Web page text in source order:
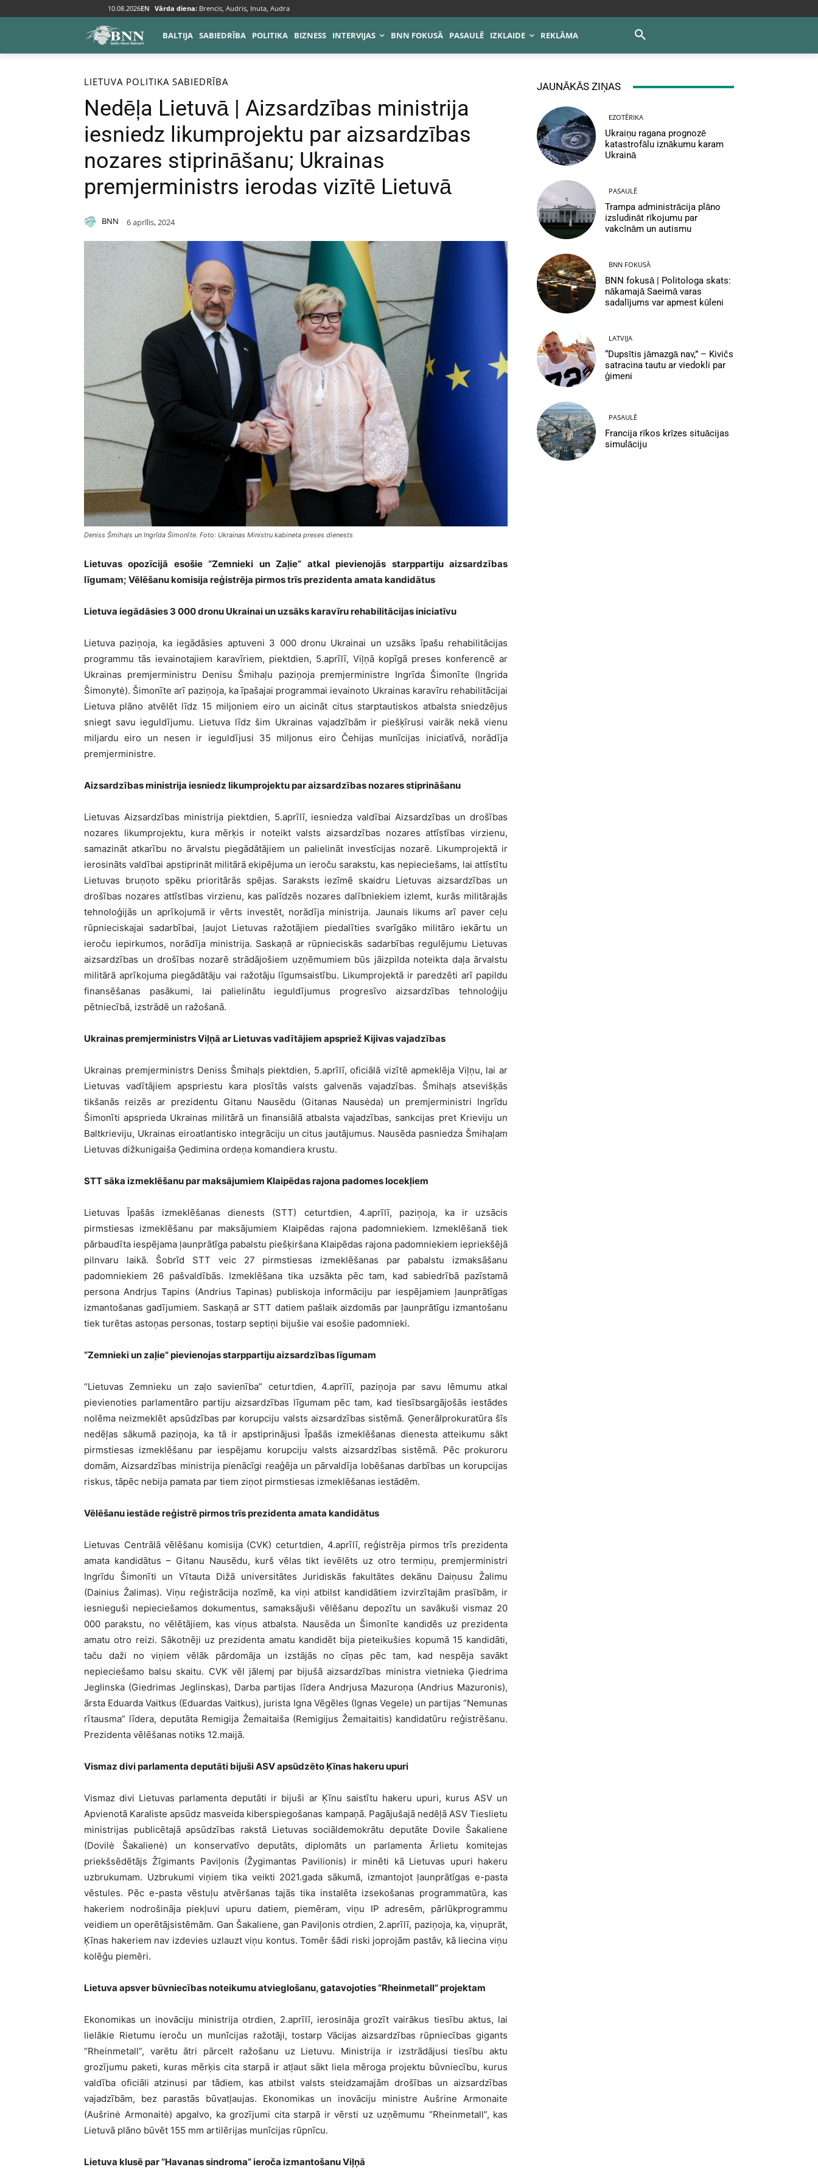
10.08.2026EN Vārda diena: Brencis, Audris, Inuta, Audra
BALTIJA SABIEDRĪBA POLITIKA BIZNESS INTERVIJAS BNN FOKUSĀ PASAULĒ IZKLAIDE REKLĀMA
Sākums Baltija Lietuva
LIETUVA POLITIKA SABIEDRĪBA
Nedēļa Lietuvā | Aizsardzības ministrija
iesniedz likumprojektu par aizsardzības
nozares stiprināšanu; Ukrainas
premjerministrs ierodas vizītē Lietuvā
BNN 6 aprīlis, 2024
Deniss Šmihaļs un Ingrīda Šimonīte. Foto: Ukrainas Ministru kabineta preses dienests
Lietuvas opozīcijā esošie “Zemnieki un Zaļie” atkal pievienojās starppartiju aizsardzības
līgumam; Vēlēšanu komisija reģistrēja pirmos trīs prezidenta amata kandidātus
Lietuva iegādāsies 3 000 dronu Ukrainai un uzsāks karavīru rehabilitācijas iniciatīvu
Lietuva paziņoja, ka iegādāsies aptuveni 3 000 dronu Ukrainai un uzsāks īpašu rehabilitācijas
programmu tās ievainotajiem karavīriem, piektdien, 5.aprīlī, Viļņā kopīgā preses konferencē ar
Ukrainas premjerministru Denisu Šmihaļu paziņoja premjerministre Ingrīda Šimonīte (Ingrida
Šimonytė). Šimonīte arī paziņoja, ka īpašajai programmai ievainoto Ukrainas karavīru rehabilitācijai
Lietuva plāno atvēlēt līdz 15 miljoniem eiro un aicināt citus starptautiskos atbalsta sniedzējus
sniegt savu ieguldījumu. Lietuva līdz šim Ukrainas vajadzībām ir piešķīrusi vairāk nekā vienu
miljardu eiro un nesen ir ieguldījusi 35 miljonus eiro Čehijas munīcijas iniciatīvā, norādīja
premjerministre.
Aizsardzības ministrija iesniedz likumprojektu par aizsardzības nozares stiprināšanu
Lietuvas Aizsardzības ministrija piektdien, 5.aprīlī, iesniedza valdībai Aizsardzības un drošības
nozares likumprojektu, kura mērķis ir noteikt valsts aizsardzības nozares attīstības virzienu,
samazināt atkarību no ārvalstu piegādātājiem un palielināt investīcijas nozarē. Likumprojektā ir
ierosināts valdībai apstiprināt militārā ekipējuma un ieroču sarakstu, kas nepieciešams, lai attīstītu
Lietuvas bruņoto spēku prioritārās spējas. Saraksts iezīmē skaidru Lietuvas aizsardzības un
drošības nozares attīstības virzienu, kas palīdzēs nozares dalībniekiem izlemt, kurās militārajās
tehnoloģijās un aprīkojumā ir vērts investēt, norādīja ministrija. Jaunais likums arī paver ceļu
rūpnieciskajai sadarbībai, ļaujot Lietuvas ražotājiem piedalīties svarīgāko militāro iekārtu un
ieroču iepirkumos, norādīja ministrija. Saskaņā ar rūpnieciskās sadarbības regulējumu Lietuvas
aizsardzības un drošības nozarē strādājošiem uzņēmumiem būs jāizpilda noteikta daļa ārvalstu
militārā aprīkojuma piegādātāju vai ražotāju līgumsaistību. Likumprojektā ir paredzēti arī papildu
finansēšanas pasākumi, lai palielinātu ieguldījumus progresīvo aizsardzības tehnoloģiju
pētniecībā, izstrādē un ražošanā.
Ukrainas premjerministrs Viļņā ar Lietuvas vadītājiem apspriež Kijivas vajadzības
Ukrainas premjerministrs Deniss Šmihaļs piektdien, 5.aprīlī, oficiālā vizītē apmeklēja Viļņu, lai ar
Lietuvas vadītājiem apspriestu kara plosītās valsts galvenās vajadzības. Šmihaļs atsevišķās
tikšanās reizēs ar prezidentu Gitanu Nausēdu (Gitanas Nausėda) un premjerministri Ingrīdu
Šimonīti apsprieda Ukrainas militārā un finansiālā atbalsta vajadzības, sankcijas pret Krieviju un
Baltkrieviju, Ukrainas eiroatlantisko integrāciju un citus jautājumus. Nausēda pasniedza Šmihaļam
Lietuvas dižkunigaiša Ģedimina ordeņa komandiera krustu.
STT sāka izmeklēšanu par maksājumiem Klaipēdas rajona padomes locekļiem
Lietuvas Īpašās izmeklēšanas dienests (STT) ceturtdien, 4.aprīlī, paziņoja, ka ir uzsācis
pirmstiesas izmeklēšanu par maksājumiem Klaipēdas rajona padomniekiem. Izmeklēšanā tiek
pārbaudīta iespējama ļaunprātīga pabalstu piešķiršana Klaipēdas rajona padomniekiem iepriekšējā
pilnvaru laikā. Šobrīd STT veic 27 pirmstiesas izmeklēšanas par pabalstu izmaksāšanu
padomniekiem 26 pašvaldībās. Izmeklēšana tika uzsākta pēc tam, kad sabiedrībā pazīstamā
persona Andrjus Tapins (Andrius Tapinas) publiskoja informāciju par iespējamiem ļaunprātīgas
izmantošanas gadījumiem. Saskaņā ar STT datiem pašlaik aizdomās par ļaunprātīgu izmantošanu
tiek turētas astoņas personas, tostarp septiņi bijušie vai esošie padomnieki.
“Zemnieki un zaļie” pievienojas starppartiju aizsardzības līgumam
“Lietuvas Zemnieku un zaļo savienība” ceturtdien, 4.aprīlī, paziņoja par savu lēmumu atkal
pievienoties parlamentāro partiju aizsardzības līgumam pēc tam, kad tiesībsargājošās iestādes
nolēma neizmeklēt apsūdzības par korupciju valsts aizsardzības sistēmā. Ģenerālprokuratūra šīs
nedēļas sākumā paziņoja, ka tā ir apstiprinājusi Īpašās izmeklēšanas dienesta atteikumu sākt
pirmstiesas izmeklēšanu par iespējamu korupciju valsts aizsardzības sistēmā. Pēc prokuroru
domām, Aizsardzības ministrija pienācīgi reaģēja un pārvaldīja lobēšanas darbības un korupcijas
riskus, tāpēc nebija pamata par tiem ziņot pirmstiesas izmeklēšanas iestādēm.
Vēlēšanu iestāde reģistrē pirmos trīs prezidenta amata kandidātus
Lietuvas Centrālā vēlēšanu komisija (CVK) ceturtdien, 4.aprīlī, reģistrēja pirmos trīs prezidenta
amata kandidātus – Gitanu Nausēdu, kurš vēlas tikt ievēlēts uz otro termiņu, premjerministri
Ingrīdu Šimonīti un Vītauta Dižā universitātes Juridiskās fakultātes dekānu Daiņusu Žalimu
(Dainius Žalimas). Viņu reģistrācija nozīmē, ka viņi atbilst kandidātiem izvirzītajām prasībām, ir
iesnieguši nepieciešamos dokumentus, samaksājuši vēlēšanu depozītu un savākuši vismaz 20
000 parakstu, no vēlētājiem, kas viņus atbalsta. Nausēda un Šimonīte kandidēs uz prezidenta
amatu otro reizi. Sākotnēji uz prezidenta amatu kandidēt bija pieteikušies kopumā 15 kandidāti,
taču daži no viņiem vēlāk pārdomāja un izstājās no cīņas pēc tam, kad nespēja savākt
nepieciešamo balsu skaitu. CVK vēl jālemj par bijušā aizsardzības ministra vietnieka Ģiedrima
Jeglinska (Giedrimas Jeglinskas), Darba partijas līdera Andrjusa Mazuroņa (Andrius Mazuronis),
ārsta Eduarda Vaitkus (Eduardas Vaitkus), jurista Igna Vēgēles (Ignas Vegele) un partijas “Nemunas
rītausma” līdera, deputāta Remigija Žemaitaiša (Remigijus Žemaitaitis) kandidatūru reģistrēšanu.
Prezidenta vēlēšanas notiks 12.maijā.
Vismaz divi parlamenta deputāti bijuši ASV apsūdzēto Ķīnas hakeru upuri
Vismaz divi Lietuvas parlamenta deputāti ir bijuši ar Ķīnu saistītu hakeru upuri, kurus ASV un
Apvienotā Karaliste apsūdz masveida kiberspiegošanas kampaņā. Pagājušajā nedēļā ASV Tieslietu
ministrijas publicētajā apsūdzības rakstā Lietuvas sociāldemokrātu deputāte Dovile Šakaliene
(Dovilė Šakalienė) un konservatīvo deputāts, diplomāts un parlamenta Ārlietu komitejas
priekšsēdētājs Žīgimants Paviļonis (Žygimantas Pavilionis) ir minēti kā Lietuvas upuri hakeru
uzbrukumam. Uzbrukumi viņiem tika veikti 2021.gada sākumā, izmantojot ļaunprātīgas e-pasta
vēstules. Pēc e-pasta vēstuļu atvēršanas tajās tika instalēta izsekošanas programmatūra, kas
hakeriem nodrošināja piekļuvi upuru datiem, piemēram, viņu IP adresēm, pārlūkprogrammu
veidiem un operētājsistēmām. Gan Šakaliene, gan Paviļonis otrdien, 2.aprīlī, paziņoja, ka, viņuprāt,
Ķīnas hakeriem nav izdevies uzlauzt viņu kontus. Tomēr šādi riski joprojām pastāv, kā liecina viņu
kolēģu piemēri.
Lietuva apsver būvniecības noteikumu atvieglošanu, gatavojoties “Rheinmetall” projektam
Ekonomikas un inovāciju ministrija otrdien, 2.aprīlī, ierosināja grozīt vairākus tiesību aktus, lai
lielākie Rietumu ieroču un munīcijas ražotāji, tostarp Vācijas aizsardzības rūpniecības gigants
“Rheinmetall”, varētu ātri pārcelt ražošanu uz Lietuvu. Ministrija ir izstrādājusi tiesību aktu
grozījumu paketi, kuras mērķis cita starpā ir atļaut sākt liela mēroga projektu būvniecību, kurus
valdība oficiāli atzinusi par tādiem, kas atbilst valsts steidzamajām drošības un aizsardzības
vajadzībām, bez parastās būvatļaujas. Ekonomikas un inovāciju ministre Aušrine Armonaite
(Aušrinė Armonaitė) apgalvo, ka grozījumi cita starpā ir vērsti uz uzņēmumu “Rheinmetall”, kas
Lietuvā plāno būvēt 155 mm artilērijas munīcijas rūpnīcu.
Lietuva klusē par “Havanas sindroma” ieroča izmantošanu Viļņā
JAUNĀKĀS ZIŅAS
EZOTĒRIKA
Ukraiņu ragana prognozē
katastrofālu iznākumu karam
Ukrainā
PASAULĒ
Trampa administrācija plāno
izsludināt rīkojumu par
vakcīnām un autismu
BNN FOKUSĀ
BNN fokusā | Politologa skats:
nākamajā Saeimā varas
sadalījums var apmest kūleni
LATVIJA
“Dupsītis jāmazgā nav,” – Kivičs
satracina tautu ar viedokli par
ģimeni
PASAULĒ
Francija rīkos krīzes situācijas
simulāciju